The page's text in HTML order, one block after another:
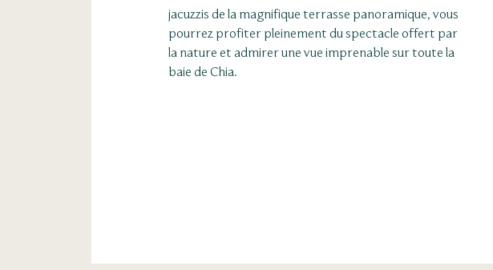
jacuzzis de la magnifique terrasse panoramique, vous
pourrez profiter pleinement du spectacle offert par
la nature et admirer une vue imprenable sur toute la
baie de Chia.